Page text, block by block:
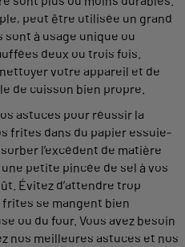
peut être utilisée un grand
sont à usage unique ou
deux ou trois fois.
votre appareil et de
de cuisson bien propre.
astuces pour réussir la
frites dans du papier essuie-
l’excédent de matière
une petite pincée de sel à vos
Évitez d’attendre trop
se mangent bien
ou du four. Vous avez besoin
nos meilleures astuces et nos